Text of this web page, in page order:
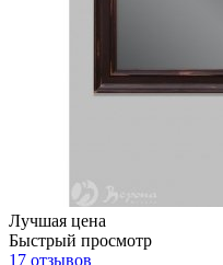
Лучшая цена
Быстрый просмотр
17 отзывов